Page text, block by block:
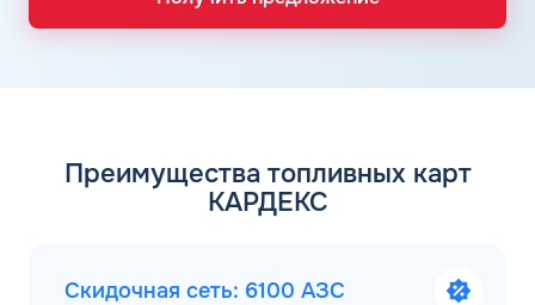
Преимущества топливных карт
КАРДЕКС
Скидочная сеть: 6100 АЗС